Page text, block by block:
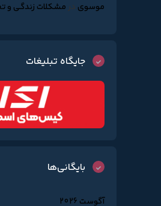
موسوی درمشکلات زندگـی و
جایگاه تبلیغات
بایگانی‌ها
آگوست 2026